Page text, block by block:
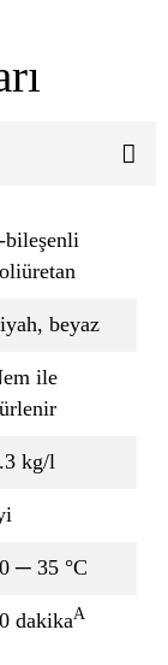
bileşenli
beyaz
ile
kg/l
─ 35 °C
dakikaA